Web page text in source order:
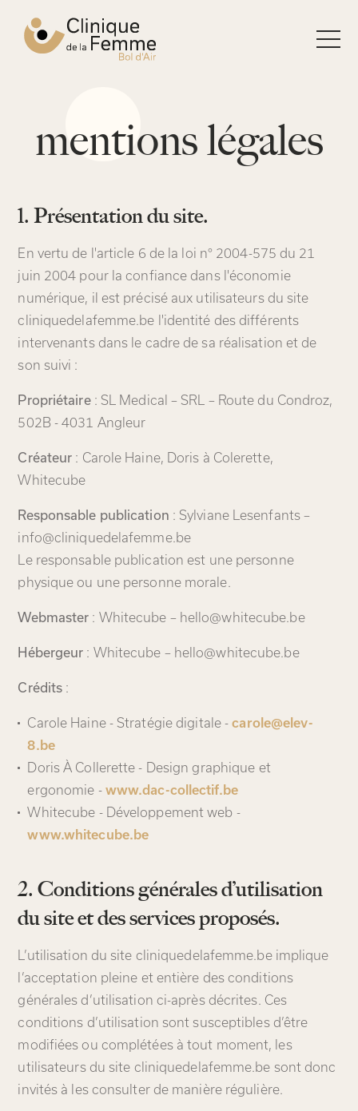
La
de
la
femme
-
mentions légales
Navigation
principale
Aller
vers
la
mentions
légales
1. Présentation du site.
En vertu de l'article 6 de la loi n° 2004-575 du 21
juin 2004 pour la confiance dans l'économie
numérique, il est précisé aux utilisateurs du site
cliniquedelafemme.be l'identité des différents
intervenants dans le cadre de sa réalisation et de
son suivi :
Propriétaire: SL Medical – SRL – Route du Condroz,
502B - 4031 Angleur
Créateur : Carole Haine, Doris à Colerette,
Whitecube
Responsable publication : Sylviane Lesenfants –
info@cliniquedelafemme.be
Le responsable publication est une personne
physique ou une personne morale.
Webmaster : Whitecube – hello@whitecube.be
Hébergeur : Whitecube – hello@whitecube.be
Crédits :
Carole Haine - Stratégie digitale -carole@elev-
8.be
Doris À Collerette - Design graphique et
ergonomie - www.dac-collectif.be
Whitecube - Développement web -
www.whitecube.be
2. Conditions générales d’utilisation
du site et des services proposés.
L’utilisation du site cliniquedelafemme.be implique
l’acceptation pleine et entière des conditions
générales d’utilisation ci-après décrites. Ces
conditions d’utilisation sont susceptibles d’être
modifiées ou complétées à tout moment, les
utilisateurs du site cliniquedelafemme.be sont donc
invités à les consulter de manière régulière.